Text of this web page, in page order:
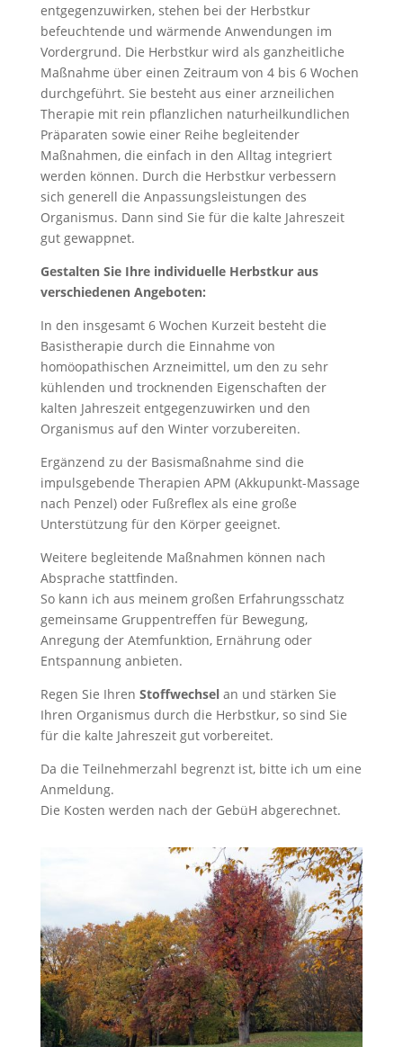
entgegenzuwirken, stehen bei der Herbstkur
befeuchtende und wärmende Anwendungen im
Vordergrund. Die Herbstkur wird als ganzheitliche
Maßnahme über einen Zeitraum von 4 bis 6 Wochen
durchgeführt. Sie besteht aus einer arzneilichen
Therapie mit rein pflanzlichen naturheilkundlichen
Präparaten sowie einer Reihe begleitender
Maßnahmen, die einfach in den Alltag integriert
werden können. Durch die Herbstkur verbessern
sich generell die Anpassungsleistungen des
Organismus. Dann sind Sie für die kalte Jahreszeit
gut gewappnet.
Gestalten Sie Ihre individuelle Herbstkur aus
verschiedenen Angeboten:
In den insgesamt 6 Wochen Kurzeit besteht die
Basistherapie durch die Einnahme von
homöopathischen Arzneimittel, um den zu sehr
kühlenden und trocknenden Eigenschaften der
kalten Jahreszeit entgegenzuwirken und den
Organismus auf den Winter vorzubereiten.
Ergänzend zu der Basismaßnahme sind die
impulsgebende Therapien APM (Akkupunkt-Massage
nach Penzel) oder Fußreflex als eine große
Unterstützung für den Körper geeignet.
Weitere begleitende Maßnahmen können nach
Absprache stattfinden.
So kann ich aus meinem großen Erfahrungsschatz
gemeinsame Gruppentreffen für Bewegung,
Anregung der Atemfunktion, Ernährung oder
Entspannung anbieten.
Regen Sie Ihren Stoffwechselan und stärken Sie
Ihren Organismus durch die Herbstkur, so sind Sie
für die kalte Jahreszeit gut vorbereitet.
Da die Teilnehmerzahl begrenzt ist, bitte ich um eine
Anmeldung.
Die Kosten werden nach der GebüH abgerechnet.